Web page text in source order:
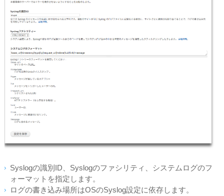
Syslogの識別ID、Syslogのファシリティ、システムログのフ
ォーマットを指定します。
ログの書き込み場所はOSのSyslog設定に依存します。